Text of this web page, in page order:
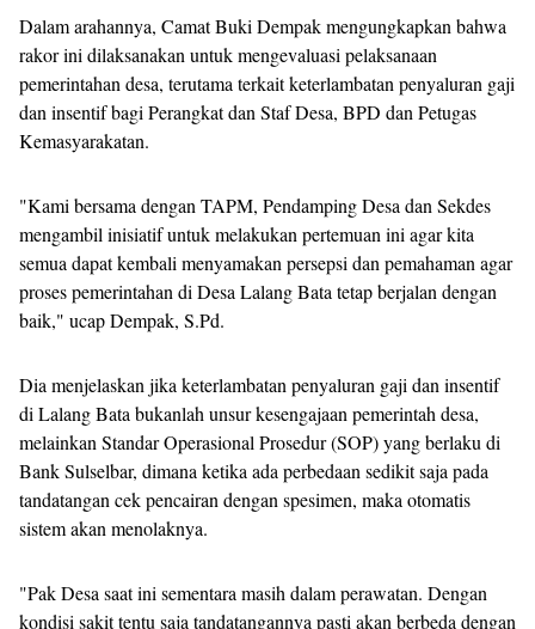
Dalam arahannya, Camat Buki Dempak mengungkapkan bahwa
rakor ini dilaksanakan untuk mengevaluasi pelaksanaan
pemerintahan desa, terutama terkait keterlambatan penyaluran gaji
dan insentif bagi Perangkat dan Staf Desa, BPD dan Petugas
Kemasyarakatan.
"Kami bersama dengan TAPM, Pendamping Desa dan Sekdes
mengambil inisiatif untuk melakukan pertemuan ini agar kita
semua dapat kembali menyamakan persepsi dan pemahaman agar
proses pemerintahan di Desa Lalang Bata tetap berjalan dengan
baik," ucap Dempak, S.Pd.
Dia menjelaskan jika keterlambatan penyaluran gaji dan insentif
di Lalang Bata bukanlah unsur kesengajaan pemerintah desa,
melainkan Standar Operasional Prosedur (SOP) yang berlaku di
Bank Sulselbar, dimana ketika ada perbedaan sedikit saja pada
tandatangan cek pencairan dengan spesimen, maka otomatis
sistem akan menolaknya.
"Pak Desa saat ini sementara masih dalam perawatan. Dengan
kondisi sakit tentu saja tandatangannya pasti akan berbeda dengan